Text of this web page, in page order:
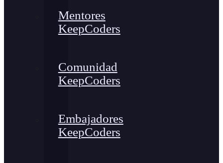
Mentores
KeepCoders
Comunidad
KeepCoders
Embajadores
KeepCoders